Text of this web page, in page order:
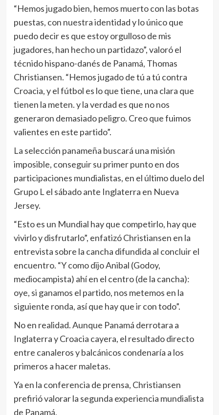
“Hemos jugado bien, hemos muerto con las botas
puestas, con nuestra identidad y lo único que
puedo decir es que estoy orgulloso de mis
jugadores, han hecho un partidazo”, valoró el
técnido hispano-danés de Panamá, Thomas
Christiansen. “Hemos jugado de tú a tú contra
Croacia, y el fútbol es lo que tiene, una clara que
tienen la meten. y la verdad es que no nos
generaron demasiado peligro. Creo que fuimos
valientes en este partido”.
La selección panameña buscará una misión
imposible, conseguir su primer punto en dos
participaciones mundialistas, en el último duelo del
Grupo L el sábado ante Inglaterra en Nueva
Jersey.
“Esto es un Mundial hay que competirlo, hay que
vivirlo y disfrutarlo”, enfatizó Christiansen en la
entrevista sobre la cancha difundida al concluir el
encuentro. “Y como dijo Anibal (Godoy,
mediocampista) ahí en el centro (de la cancha):
oye, si ganamos el partido, nos metemos en la
siguiente ronda, así que hay que ir con todo”.
No en realidad. Aunque Panamá derrotara a
Inglaterra y Croacia cayera, el resultado directo
entre canaleros y balcánicos condenaría a los
primeros a hacer maletas.
Ya en la conferencia de prensa, Christiansen
prefirió valorar la segunda experiencia mundialista
de Panamá.